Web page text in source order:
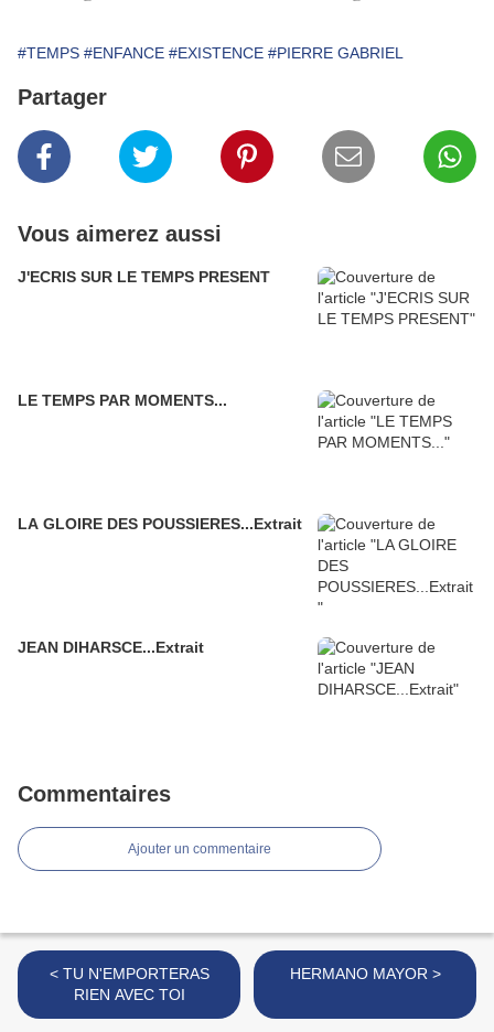
#TEMPS #ENFANCE #EXISTENCE #PIERRE GABRIEL
Partager
Vous aimerez aussi
J'ECRIS SUR LE TEMPS PRESENT
LE TEMPS PAR MOMENTS...
LA GLOIRE DES POUSSIERES...Extrait
JEAN DIHARSCE...Extrait
Commentaires
Ajouter un commentaire
< TU N'EMPORTERAS
RIEN AVEC TOI
HERMANO MAYOR >